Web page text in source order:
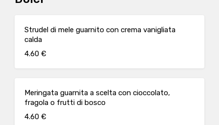
Strudel di mele guarnito con crema vanigliata
calda
4.60 €
Meringata guarnita a scelta con cioccolato,
fragola o frutti di bosco
4.60 €